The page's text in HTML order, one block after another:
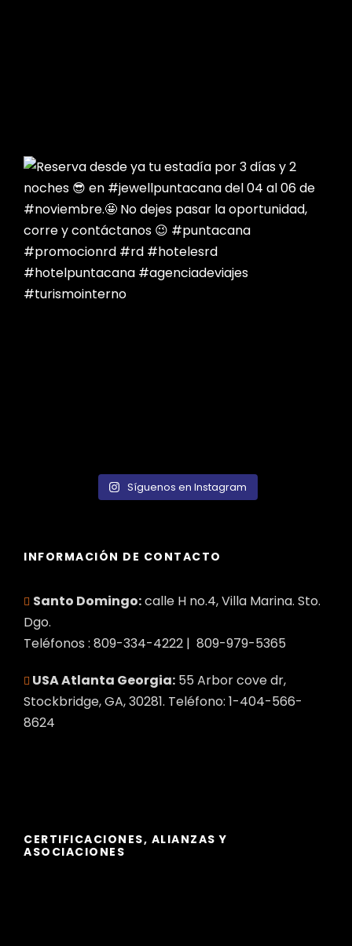
Síguenos en Instagram
INFORMACIÓN DE CONTACTO
Santo Domingo:calle H no.4, Villa Marina. Sto.
Dgo.
Teléfonos : 809-334-4222 | 809-979-5365
USA Atlanta Georgia: 55 Arbor cove dr,
Stockbridge, GA, 30281. Teléfono: 1-404-566-
8624
CERTIFICACIONES, ALIANZAS Y
ASOCIACIONES